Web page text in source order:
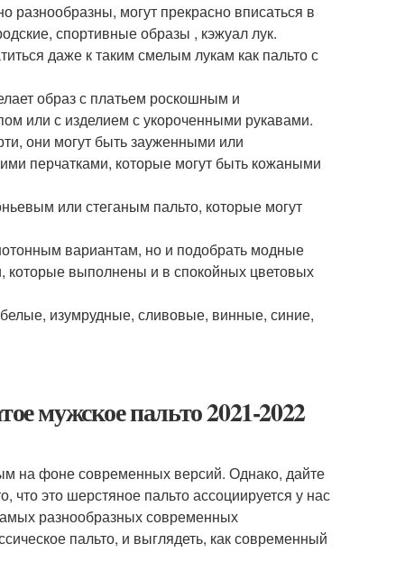
разнообразны, могут прекрасно вписаться в
спортивные образы , кэжуал лук.
даже к таким смелым лукам как пальто с
образ с платьем роскошным и
или с изделием с укороченными рукавами.
они могут быть зауженными или
перчатками, которые могут быть кожаными
или стеганым пальто, которые могут
вариантам, но и подобрать модные
которые выполнены и в спокойных цветовых
изумрудные, сливовые, винные, синие,
мужское пальто 2021-2022
на фоне современных версий. Однако, дайте
это шерстяное пальто ассоциируется у нас
разнообразных современных
пальто, и выглядеть, как современный